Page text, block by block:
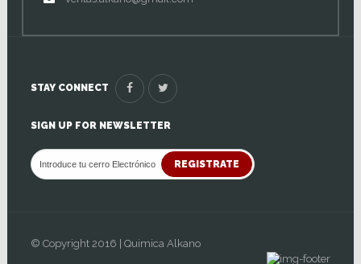
STAY CONNECT
SIGN UP FOR NEWSLETTER
REGISTRATE
© Copyright 2016 | Quimica Alkano